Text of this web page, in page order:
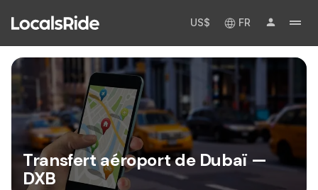
US$ FR
Transfert aéroport de Dubaï —
DXB